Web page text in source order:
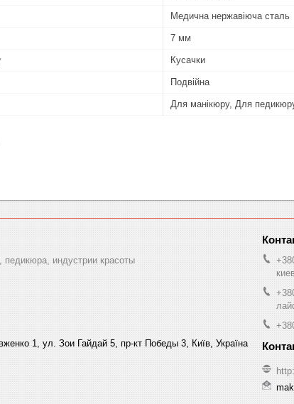
Медична нержавіюча сталь
7 мм
Кусачки
Подвійна
Для манікюру, Для
индустрии красоты
1, ул. Зои Гайдай 5, пр-кт Победы 3, Київ, Україна